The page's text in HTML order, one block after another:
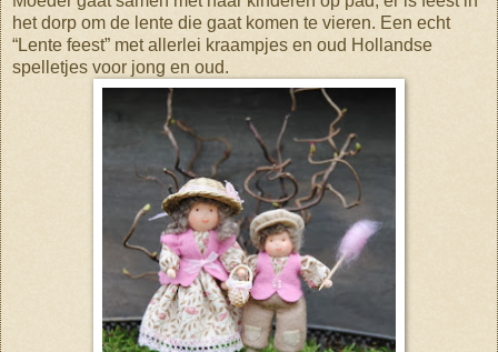
het dorp om de lente die gaat komen te vieren. Een echt
“Lente feest” met allerlei kraampjes en oud Hollandse
spelletjes voor jong en oud.